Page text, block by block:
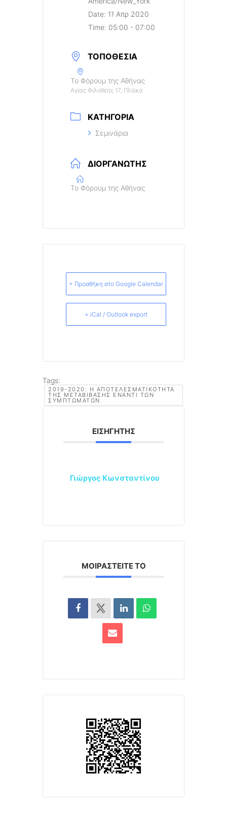
Date: 11 Απρ 2020
Time: 05:00 - 07:00
ΤΟΠΟΘΕΣΊΑ
Το Φόρουμ της Αθήνας
Αγίας Φιλοθέης 17, Πλάκα
ΚΑΤΗΓΟΡΊΑ
Σεμινάρια
ΔΙΟΡΓΑΝΩΤΉΣ
Το Φόρουμ της Αθήνας
+ Προσθήκη στο Google Calendar
+ iCal / Outlook export
Tags:
2019-2020: Η ΑΠΟΤΕΛΕΣΜΑΤΙΚΌΤΗΤΑ
ΤΗΣ ΜΕΤΑΒΊΒΑΣΗΣ ΈΝΑΝΤΙ ΤΩΝ
ΣΥΜΠΤΩΜΆΤΩΝ
ΕΙΣΗΓΗΤΉΣ
Γιώργος Κωνσταντίνου
ΜΟΙΡΑΣΤΕΊΤΕ ΤΟ